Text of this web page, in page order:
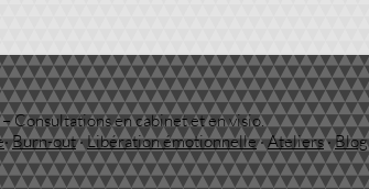
Consultations en cabinet et en visio.
·Burn-out·Libération émotionnelle·Ateliers·Blog